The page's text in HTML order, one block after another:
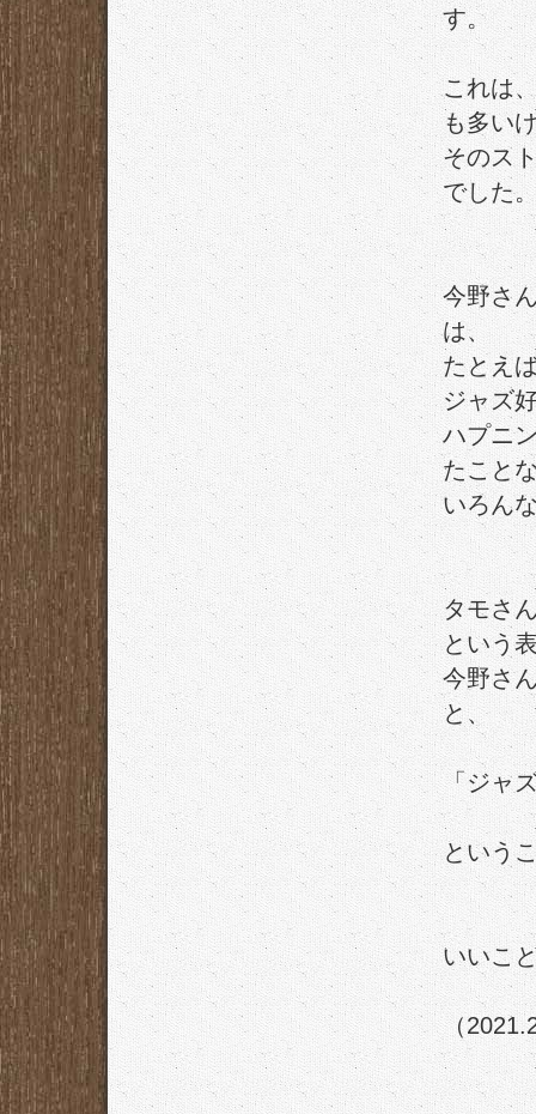
す。
これは
も多い
そのス
でした
今野さ
は、
たとえ
ジャズ
ハプニ
たこと
いろん
タモさ
という
今野さ
と、
「ジャ
という
いいこ
（